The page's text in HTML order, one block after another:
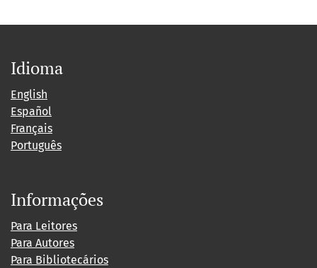
Idioma
English
Español
Français
Português
Informações
Para Leitores
Para Autores
Para Bibliotecários